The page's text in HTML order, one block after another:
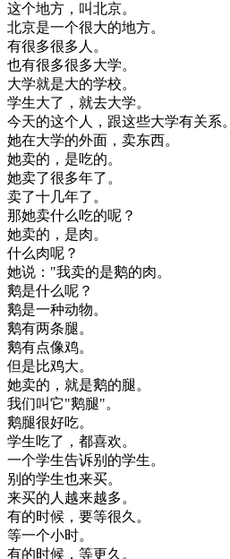
这个地方 ， 叫北京。
北京是一个很大的地方。
有很多很多人。
也有很多很多大学。
大学就是大的学校。
学生大了 ， 就去大学。
今天的这个人 ， 跟这些大学有关系。
她在大学的外面 ， 卖东西。
她卖的 ， 是吃的。
她卖了很多年了。
卖了十几年了。
那她卖什么吃的呢 ？
她卖的 ， 是肉。
什么肉呢 ？
她说 ： "我卖的是鹅的肉。
鹅是什么呢 ？
鹅是一种动物。
鹅有两条腿。
鹅有点像鸡。
但是比鸡大。
她卖的 ， 就是鹅的腿。
我们叫它"鹅腿"。
鹅腿很好吃。
学生吃了 ， 都喜欢。
一个学生告诉别的学生。
别的学生也来买。
来买的人越来越多。
有的时候 ， 要等很久。
等一个小时。
有的时候 ， 等更久。